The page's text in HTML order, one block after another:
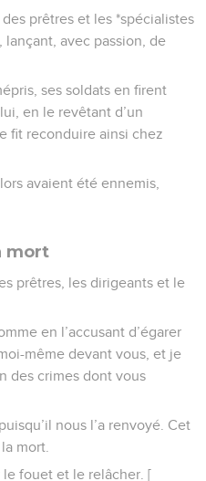
prêtres et les *spécialistes
avec passion, de
ses soldats en firent
en le revêtant d’un
fit reconduire ainsi chez
avaient été ennemis,
mort
prêtres, les dirigeants et le
en l’accusant d’égarer
même devant vous, et je
des crimes dont vous
nous l’a renvoyé. Cet
mort.
fouet et le relâcher. [